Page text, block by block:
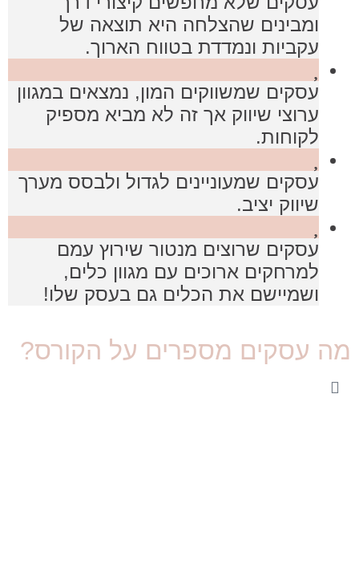
ומבינים שהצלחה היא תוצאה של
עקביות ונמדדת בטווח הארוך.
עסקים שמשווקים המון, נמצאים במגוון
ערוצי שיווק אך זה לא מביא מספיק
לקוחות.
עסקים שמעוניינים לגדול ולבסס מערך
שיווק יציב.
עסקים שרוצים מנטור שירוץ עמם
למרחקים ארוכים עם מגוון כלים,
ושמיישם את הכלים גם בעסק שלו!
מה עסקים מספרים על הקורס?